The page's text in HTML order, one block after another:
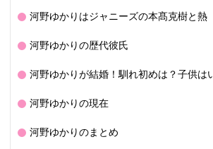
河野ゆかりはジャニーズの本髙克樹と熱
河野ゆかりの歴代彼氏
河野ゆかりが結婚！馴れ初めは？子供は
河野ゆかりの現在
河野ゆかりのまとめ